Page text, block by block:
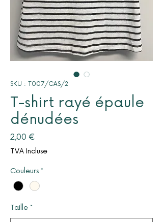
SKU : T007/CAS/2
T-shirt rayé épaule
dénudées
2,00 €
TVA Incluse
Couleurs *
Taille *